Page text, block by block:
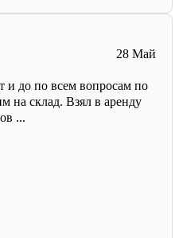
28 Май
и до по всем вопросам по
на склад. Взял в аренду
...